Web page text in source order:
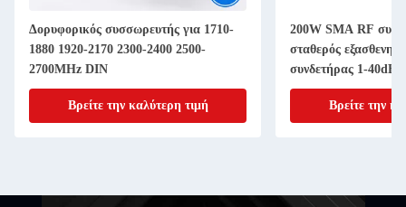
Δορυφορικός συσσωρευτής για 1710-
1880 1920-2170 2300-2400 2500-
2700MHz DIN
Βρείτε την καλύτερη τιμή
200W SMA RF
σταθερός
συνδετήρας 1-40dB
Βρείτε την